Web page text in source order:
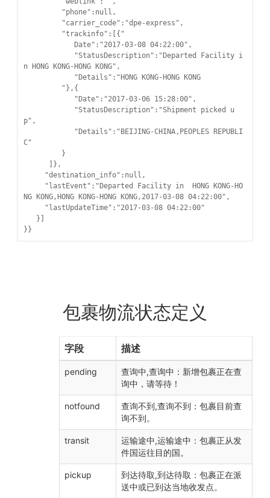
n HONG KONG-HONG KONG",
p",
C"
NG KONG,HONG KONG-HONG KONG,2017-03-08 04:22:00",
}}
包裹物流状态定义
字段 描述
pending
查询中,查询中：新增包裹正在查
询中，请等待！
notfound
查询不到,查询不到：包裹目前查
询不到。
transit
运输途中,运输途中：包裹正从发
件国运往目的国。
pickup
到达待取,到达待取：包裹正在派
送中或已到达当地收发点。